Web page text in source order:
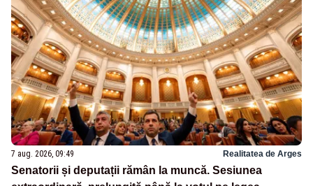
7 aug. 2026, 09:49 Realitatea de Arges
Senatorii și deputații rămân la muncă. Sesiunea